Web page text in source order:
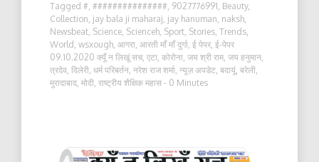
Tagged #, ###############, 9027776991, Beauty,
Collection, jay bala ji maharaj, jay hanuman, naksh,
Newsbeat, Science, Scienceh, Sport, Stories, Trends,
World , wsxough, आगरा, आरती माँ माँ दुर्गा, ई पेपर, ई-पेपर
09.10.2020 क्यूँ न लिखूं सच, एटा, कोरोना, जय श्री राम, जय हनुमान,
त्रदेव, दिलेरी, धर्म परिबर्तन, नरेश राज शर्मा, न्यूज़ अपडेट, बदायूं, बरेली,
मुरादाबाद, मोदी, राष्ट्रीय शैक्षिक महास - 0 Minutes